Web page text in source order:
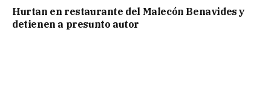
Hurtan en restaurante del Malecón Benavides y
detienen a presunto autor